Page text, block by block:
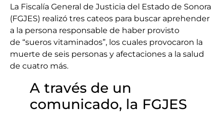
La Fiscalía General de Justicia del Estado de Sonora
(FGJES) realizó tres cateos para buscar aprehender
a la persona responsable de haber provisto
de “sueros vitaminados”, los cuales provocaron la
muerte de seis personas y afectaciones a la salud
de cuatro más.
A través de un
comunicado, la FGJES